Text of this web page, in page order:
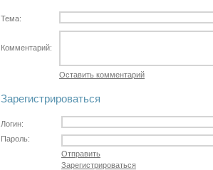
Тема:
Комментарий:
Оставить комментарий
Зарегистрироваться
Логин:
Пароль:
Отправить
Зарегистрироваться